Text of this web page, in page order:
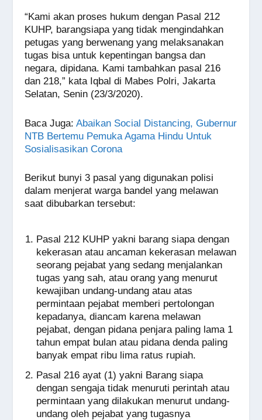
“Kami akan proses hukum dengan Pasal 212
KUHP, barangsiapa yang tidak mengindahkan
petugas yang berwenang yang melaksanakan
tugas bisa untuk kepentingan bangsa dan
negara, dipidana. Kami tambahkan pasal 216
dan 218,” kata Iqbal di Mabes Polri, Jakarta
Selatan, Senin (23/3/2020).
Baca Juga:Abaikan Social Distancing, Gubernur
NTB Bertemu Pemuka Agama Hindu Untuk
Sosialisasikan Corona
Berikut bunyi 3 pasal yang digunakan polisi
dalam menjerat warga bandel yang melawan
saat dibubarkan tersebut:
Pasal 212 KUHP yakni barang siapa dengan
kekerasan atau ancaman kekerasan melawan
seorang pejabat yang sedang menjalankan
tugas yang sah, atau orang yang menurut
kewajiban undang-undang atau atas
permintaan pejabat memberi pertolongan
kepadanya, diancam karena melawan
pejabat, dengan pidana penjara paling lama 1
tahun empat bulan atau pidana denda paling
banyak empat ribu lima ratus rupiah.
Pasal 216 ayat (1) yakni Barang siapa
dengan sengaja tidak menuruti perintah atau
permintaan yang dilakukan menurut undang-
undang oleh pejabat yang tugasnya